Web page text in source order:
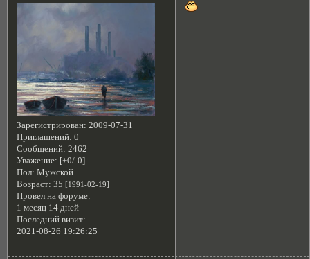
Зарегистрирован: 2009-07-31
Приглашений: 0
Сообщений: 2462
Уважение: [+0/-0]
Пол: Мужской
Возраст: 35 [1991-02-19]
Провел на форуме:
1 месяц 14 дней
Последний визит:
2021-08-26 19:26:25